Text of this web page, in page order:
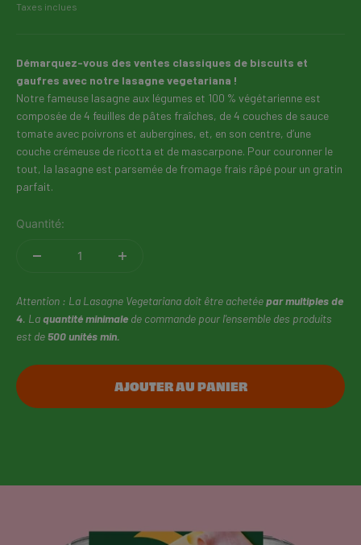
Taxes inclues
Démarquez-vous des ventes classiques de biscuits et
gaufres avec notre lasagne vegetariana !
Notre fameuse lasagne aux légumes et 100 % végétarienne est
composée de 4 feuilles de pâtes fraîches, de 4 couches de sauce
tomate avec poivrons et aubergines, et, en son centre, d’une
couche crémeuse de ricotta et de mascarpone. Pour couronner le
tout, la lasagne est parsemée de fromage frais râpé pour un gratin
parfait.
Quantité:
Attention : La Lasagne Vegetariana doit être achetéepar multiples de
4. Laquantité minimale de commande pour l'ensemble des produits
est de 500 unités min.
AJOUTER AU PANIER